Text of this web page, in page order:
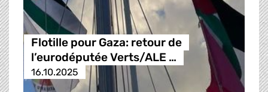
Flotille pour Gaza: retour de
l’eurodéputée Verts/ALE …
16.10.2025